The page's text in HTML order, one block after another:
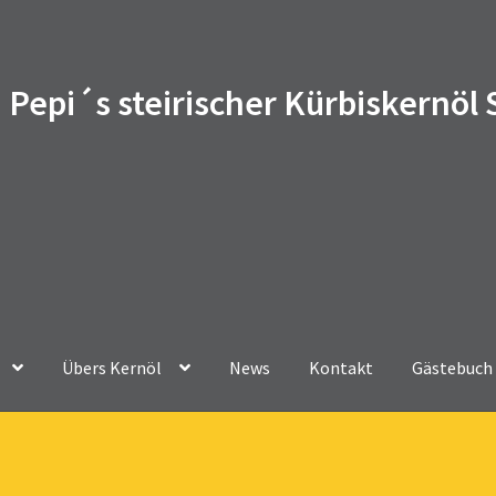
Pepi´s steirischer Kürbiskernöl
Übers Kernöl News Kontakt Gästebuch